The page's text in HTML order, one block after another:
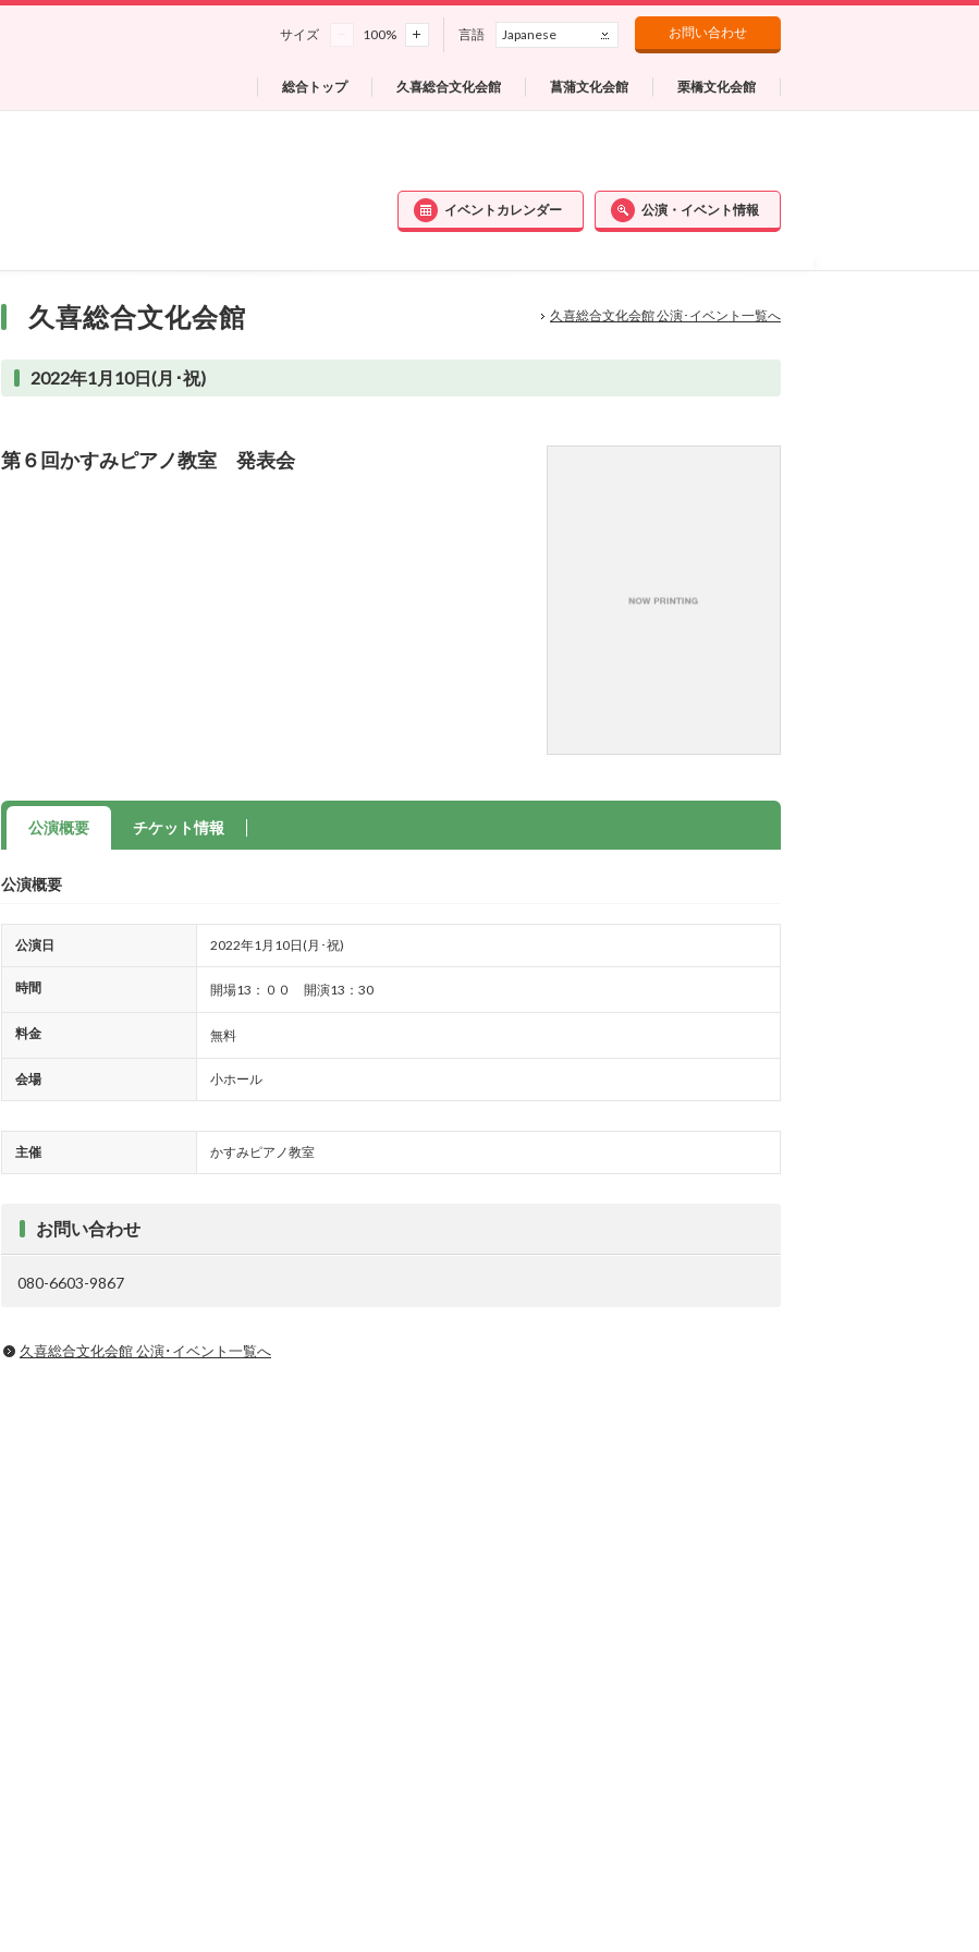
総合トップ 久喜総合文化会館 菖蒲文化会館 栗橋文化会館
サイズ 100% 言語 Japanese お問い合わせ
イベントカレンダー 公演・イベント情報
久喜総合文化会館 久喜総合文化会館 公演･イベント一覧へ
2022年1月10日(月･祝)
第６回かすみピアノ教室 発表会
公演概要 チケット情報
公演概要
公演日 2022年1月10日(月･祝)
時間 開場13：００ 開演13：30
料金 無料
会場 小ホール
主催 かすみピアノ教室
お問い合わせ
080-6603-9867
久喜総合文化会館 公演･イベント一覧へ